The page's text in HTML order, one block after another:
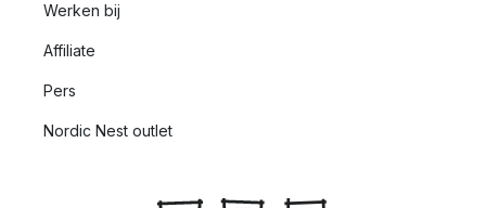
Werken bij
Affiliate
Pers
Nordic Nest outlet